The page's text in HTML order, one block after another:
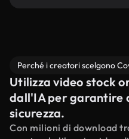
Perché i creatori scelgono
Utilizza video stock
dall'IA per garantire
sicurezza.
Con milioni di download